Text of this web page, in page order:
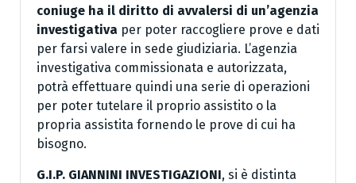
coniuge ha il diritto di avvalersi di un’agenzia
investigativa per poter raccogliere prove e dati
per farsi valere in sede giudiziaria. L’agenzia
investigativa commissionata e autorizzata,
potrà effettuare quindi una serie di operazioni
per poter tutelare il proprio assistito o la
propria assistita fornendo le prove di cui ha
bisogno.
G.I.P. GIANNINI INVESTIGAZIONI, si è distinta